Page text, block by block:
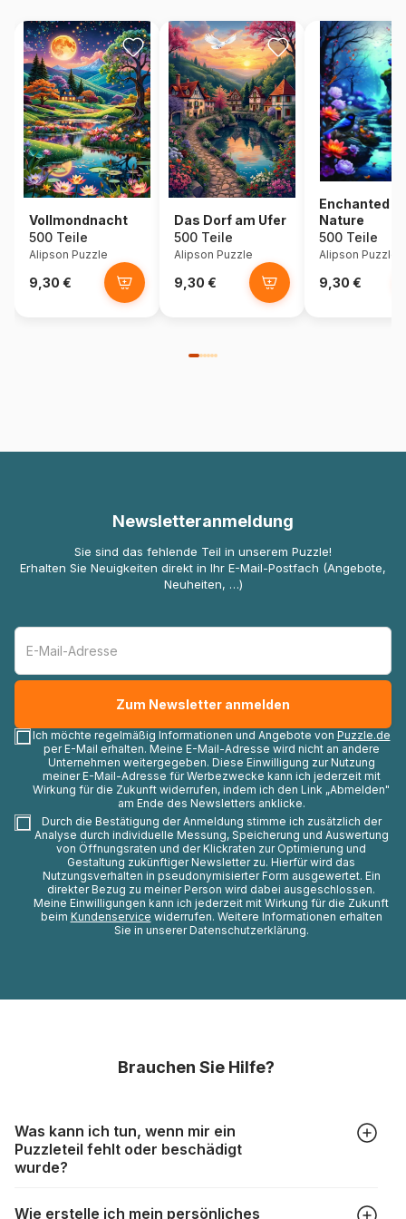
Vollmondnacht
500 Teile
Alipson Puzzle
9,30 €
Das Dorf am Ufer
500 Teile
Alipson Puzzle
9,30 €
Enchanted
Nature
500 Teile
Alipson Puzzle
9,30 €
Newsletteranmeldung
Sie sind das fehlende Teil in unserem Puzzle!
Erhalten Sie Neuigkeiten direkt in Ihr E-Mail-Postfach (Angebote,
Neuheiten, …)
Ich möchte regelmäßig Informationen und Angebote von Puzzle.de
per E-Mail erhalten. Meine E-Mail-Adresse wird nicht an andere
Unternehmen weitergegeben. Diese Einwilligung zur Nutzung
meiner E-Mail-Adresse für Werbezwecke kann ich jederzeit mit
Wirkung für die Zukunft widerrufen, indem ich den Link „Abmelden"
am Ende des Newsletters anklicke.
Durch die Bestätigung der Anmeldung stimme ich zusätzlich der
Analyse durch individuelle Messung, Speicherung und Auswertung
von Öffnungsraten und der Klickraten zur Optimierung und
Gestaltung zukünftiger Newsletter zu. Hierfür wird das
Nutzungsverhalten in pseudonymisierter Form ausgewertet. Ein
direkter Bezug zu meiner Person wird dabei ausgeschlossen.
Meine Einwilligungen kann ich jederzeit mit Wirkung für die Zukunft
beim Kundenservice widerrufen. Weitere Informationen erhalten
Sie in unserer Datenschutzerklärung.
Brauchen Sie Hilfe?
Was kann ich tun, wenn mir ein
Puzzleteil fehlt oder beschädigt
wurde?
Wie erstelle ich mein persönliches